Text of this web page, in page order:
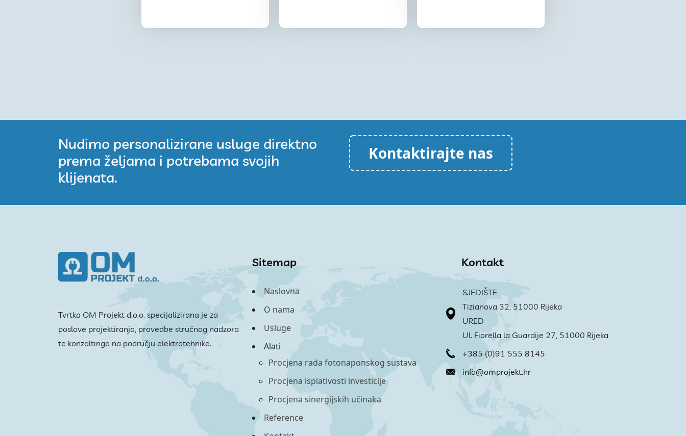
Nudimo personalizirane usluge direktno
prema željama i potrebama svojih
klijenata.
Kontaktirajte nas
Tvrtka OM Projekt d.o.o. specijalizirana je za
poslove projektiranja, provedbe stručnog nadzora
te konzaltinga na području elektrotehnike.
Sitemap
Naslovna
O nama
Usluge
Alati
Procjena rada fotonaponskog sustava
Procjena isplativosti investicije
Procjena sinergijskih učinaka
Reference
Kontakt
SJEDIŠTE
Tizianova 32, 51000 Rijeka
URED
Ul. Fiorella la Guardije 27, 51000 Rijeka
+385 (0)91 555 8145
info@omprojekt.hr